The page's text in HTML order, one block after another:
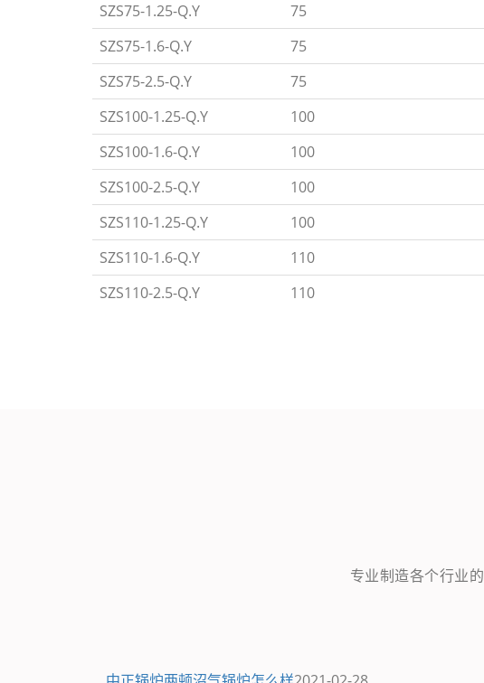
SZS75-1.25-Q.Y
75
SZS75-1.6-Q.Y
75
SZS75-2.5-Q.Y
75
SZS100-1.25-Q.Y
100
SZS100-1.6-Q.Y
100
SZS100-2.5-Q.Y
100
SZS110-1.25-Q.Y
100
SZS110-1.6-Q.Y
110
SZS110-2.5-Q.Y
110
专业制造各个行业